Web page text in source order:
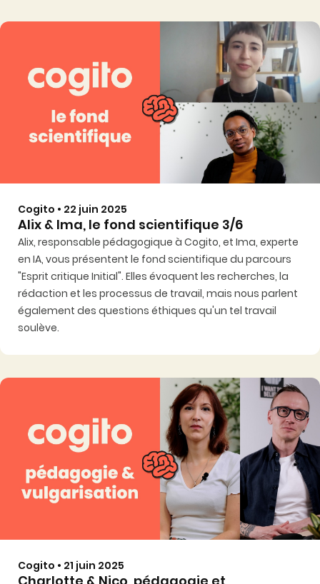
Cogito • 22 juin 2025
Alix & Ima, le fond scientifique 3/6
Alix, responsable pédagogique à Cogito, et Ima, experte
en IA, vous présentent le fond scientifique du parcours
"Esprit critique Initial". Elles évoquent les recherches, la
rédaction et les processus de travail, mais nous parlent
également des questions éthiques qu'un tel travail
soulève.
Cogito • 21 juin 2025